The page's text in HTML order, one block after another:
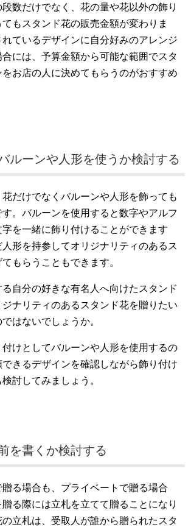
数だけでなく、花の量や花以外の飾り
もスタンド花の販売金額が変わりま
ているデザインに自分好みのアレンジ
には、予算金額から可能な範囲でスタ
お店の人に決めてもらうのがおすすめ
ルーンや人形を使うか検討する
だけでなくバルーンや人形を飾っても
。バルーンを使用すると数字やアルフ
字を一緒に飾り付けることができます
形を持参してオリジナリティのあるス
もらうこともできます。
自分の好きな有名人へ向けたスタンド
ナリティのあるスタンド花を贈りたい
はないでしょうか。
けとしてバルーンや人形を使用するの
きるデザインを確認しながら飾り付け
討してみましょう。
を書くか検討する
贈る場合も、プライベートで贈る場合
る際には立札を立てて贈ることになり
立札は、受取人が誰から贈られたスタ